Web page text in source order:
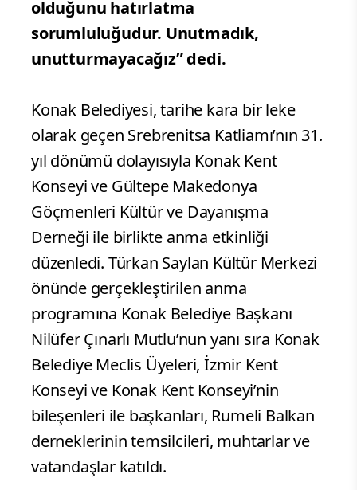
olduğunu hatırlatma
sorumluluğudur. Unutmadık,
unutturmayacağız” dedi.
Konak Belediyesi, tarihe kara bir leke
olarak geçen Srebrenitsa Katliamı’nın 31.
yıl dönümü dolayısıyla Konak Kent
Konseyi ve Gültepe Makedonya
Göçmenleri Kültür ve Dayanışma
Derneği ile birlikte anma etkinliği
düzenledi. Türkan Saylan Kültür Merkezi
önünde gerçekleştirilen anma
programına Konak Belediye Başkanı
Nilüfer Çınarlı Mutlu’nun yanı sıra Konak
Belediye Meclis Üyeleri, İzmir Kent
Konseyi ve Konak Kent Konseyi’nin
bileşenleri ile başkanları, Rumeli Balkan
derneklerinin temsilcileri, muhtarlar ve
vatandaşlar katıldı.